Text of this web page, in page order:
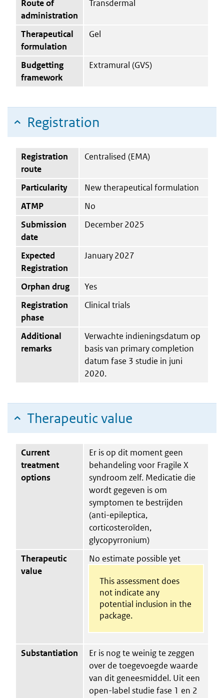
Route of
administration
Transdermal
Therapeutical
formulation
Gel
Budgetting
framework
Extramural (GVS)
Registration
Registration
route
Centralised (EMA)
Particularity
New therapeutical formulation
ATMP
No
Submission
date
December 2025
Expected
Registration
January 2027
Orphan drug
Yes
Registration
phase
Clinical trials
Additional
remarks
Verwachte indieningsdatum op
basis van primary completion
datum fase 3 studie in juni
2020.
Therapeutic value
Current
treatment
options
Er is op dit moment geen
behandeling voor Fragile X
syndroom zelf. Medicatie die
wordt gegeven is om
symptomen te bestrijden
(anti-epileptica,
corticosteroïden,
glycopyrronium)
Therapeutic
value
No estimate possible yet
This assessment does
not indicate any
potential inclusion in the
package.
Substantiation
Er is nog te weinig te zeggen
over de toegevoegde waarde
van dit geneesmiddel. Uit een
open-label studie fase 1 en 2